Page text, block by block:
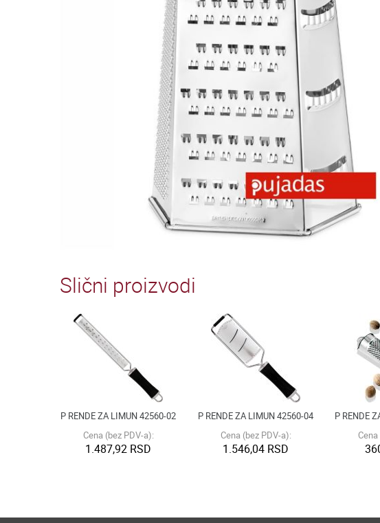
Slični proizvodi
P RENDE ZA LIMUN 42560-02
Cena (bez PDV-a):
1.487,92 RSD
P RENDE ZA LIMUN 42560-04
Cena (bez PDV-a):
1.546,04 RSD
P RENDE